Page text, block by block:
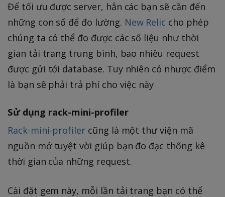
Để tối ưu được server, hẳn các bạn sẽ cần đến
những con số để đo lường. New Relic cho phép
chúng ta có thể đo được các số liệu như thời
gian tải trang trung bình, bao nhiêu request
được gửi tới database. Tuy nhiên có nhược điểm
là bạn sẽ phải trả phí cho việc này
Sử dụng rack-mini-profiler
Rack-mini-profiler cũng là một thư viện mã
nguồn mở tuyệt vời giúp bạn đo đạc thống kê
thời gian của những request.
Cài đặt gem này, mỗi lần tải trang bạn có thể